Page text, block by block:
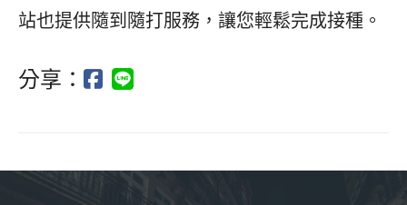
站也提供隨到隨打服務，讓您輕鬆完成接種。
分享：